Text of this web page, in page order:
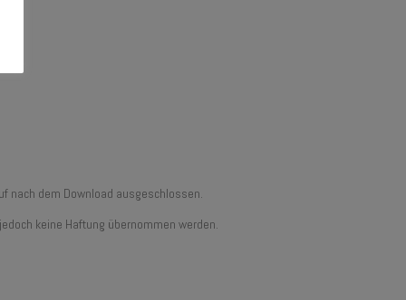
nach dem Download ausgeschlossen.
keine Haftung übernommen werden.